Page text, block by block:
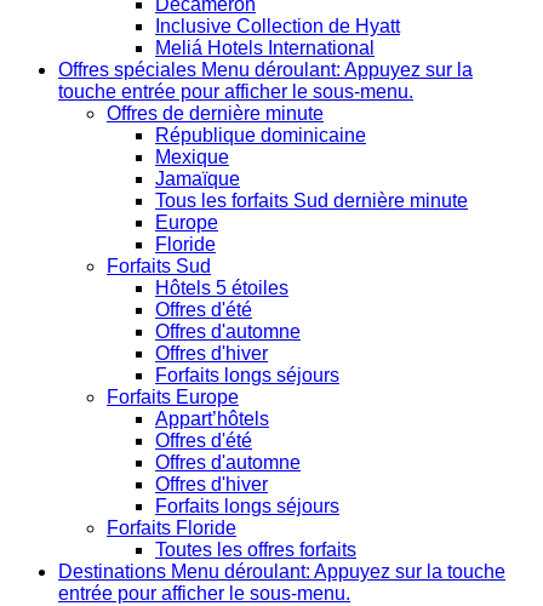
Decameron
Inclusive Collection de Hyatt
Meliá Hotels International
Offres spéciales Menu déroulant: Appuyez sur la
touche entrée pour afficher le sous-menu.
Offres de dernière minute
République dominicaine
Mexique
Jamaïque
Tous les forfaits Sud dernière minute
Europe
Floride
Forfaits Sud
Hôtels 5 étoiles
Offres d'été
Offres d'automne
Offres d'hiver
Forfaits longs séjours
Forfaits Europe
Appart’hôtels
Offres d'été
Offres d'automne
Offres d'hiver
Forfaits longs séjours
Forfaits Floride
Toutes les offres forfaits
Destinations Menu déroulant: Appuyez sur la touche
entrée pour afficher le sous-menu.